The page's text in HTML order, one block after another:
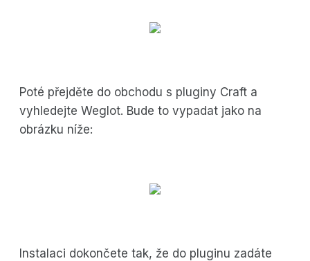
Poté přejděte do obchodu s pluginy Craft a
vyhledejte Weglot. Bude to vypadat jako na
obrázku níže:
Instalaci dokončete tak, že do pluginu zadáte